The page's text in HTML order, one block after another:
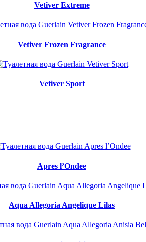
Vetiver Extreme
Vetiver Frozen Fragrance
Vetiver Sport
Apres l’Ondee
Aqua Allegoria Angelique Lilas